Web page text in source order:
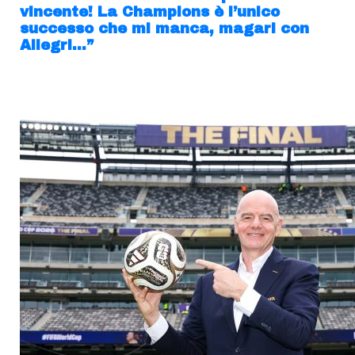
vincente! La Champions è l’unico
successo che mi manca, magari con
Allegri…”